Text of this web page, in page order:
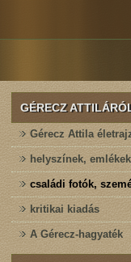
GÉRECZ
Gérecz Attila
helyszínek, emlékek
családi fotók,
kritikai kiadás
A Gérecz-hagyaték